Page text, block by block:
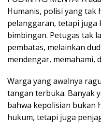
Humanis, polisi yang tak
pelanggaran, tetapi juga
bimbingan. Petugas tak
pembatas, melainkan
mendengar, memahami,
Warga yang awalnya
tangan terbuka. Banyak
bahwa kepolisian bukan
hukum, tetapi juga